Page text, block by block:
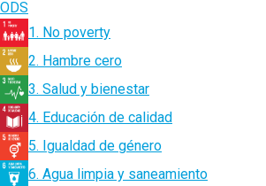
ODS
1. No poverty
2. Hambre cero
3. Salud y bienestar
4. Educación de calidad
5. Igualdad de género
6. Agua limpia y saneamiento